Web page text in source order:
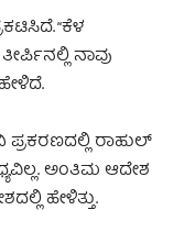
“ಕೆಳ
ನಾವು
ರಾಹುಲ್‌
ಅಂತಿಮ ಆದೇಶ
ಹೇಳಿತ್ತು.